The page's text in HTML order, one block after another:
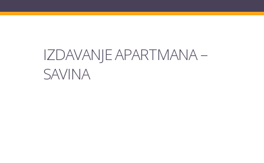
IZDAVANJE APARTMANA –
SAVINA